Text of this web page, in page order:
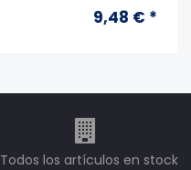
9,48 € *
Todos los artículos en stock